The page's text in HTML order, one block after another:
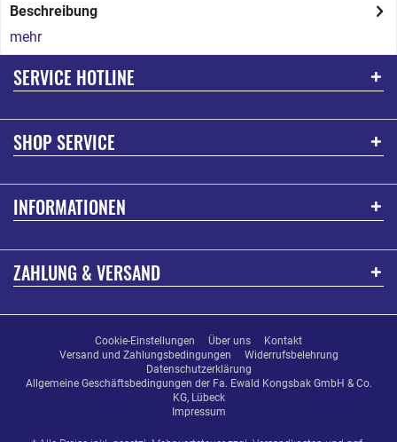
Beschreibung
mehr
SERVICE HOTLINE
SHOP SERVICE
INFORMATIONEN
ZAHLUNG & VERSAND
Cookie-Einstellungen Über uns
Kontakt
Versand und Zahlungsbedingungen
Widerrufsbelehrung
Datenschutzerklärung
Allgemeine Geschäftsbedingungen der Fa. Ewald Kongsbak GmbH & Co.
KG, Lübeck
Impressum